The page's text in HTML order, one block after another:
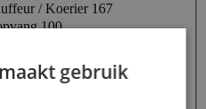
/ Koerier 167
100
57
gebruik